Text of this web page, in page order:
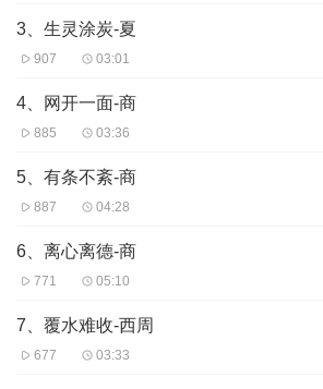
3、生灵涂炭-夏
907 03:01
4、网开一面-商
885 03:36
5、有条不紊-商
887 04:28
6、离心离德-商
771 05:10
7、覆水难收-西周
677 03:33